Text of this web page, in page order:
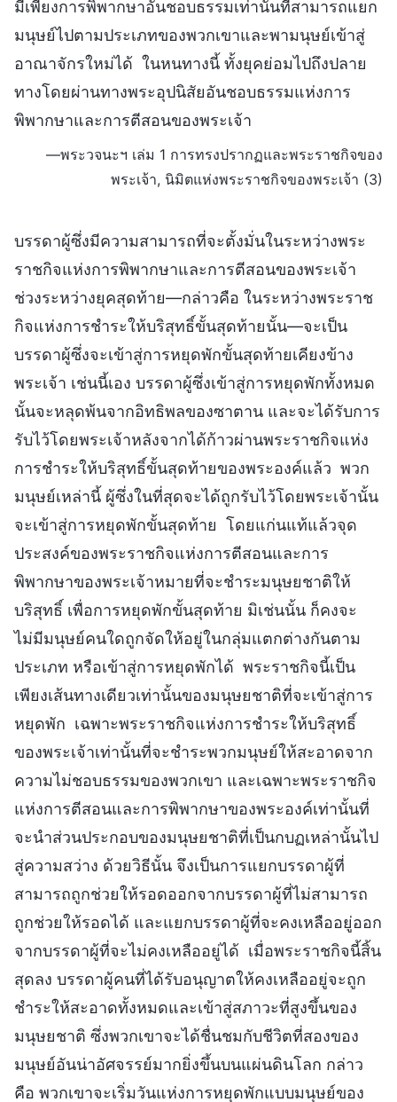
มีเพียงการพิพากษาอันชอบธรรมเท่านั้นที่สามารถแยก
มนุษย์ไปตามประเภทของพวกเขาและพามนุษย์เข้าสู่
อาณาจักรใหม่ได้ ในหนทางนี้ ทั้งยุคย่อมไปถึงปลาย
ทางโดยผ่านทางพระอุปนิสัยอันชอบธรรมแห่งการ
พิพากษาและการตีสอนของพระเจ้า
—พระวจนะฯ เล่ม 1 การทรงปรากฏและพระราชกิจของ
พระเจ้า, นิมิตแห่งพระราชกิจของพระเจ้า (3)
บรรดาผู้ซึ่งมีความสามารถที่จะตั้งมั่นในระหว่างพระ
ราชกิจแห่งการพิพากษาและการตีสอนของพระเจ้า
ช่วงระหว่างยุคสุดท้าย—กล่าวคือ ในระหว่างพระราช
กิจแห่งการชำระให้บริสุทธิ์ขั้นสุดท้ายนั้น—จะเป็น
บรรดาผู้ซึ่งจะเข้าสู่การหยุดพักขั้นสุดท้ายเคียงข้าง
พระเจ้า เช่นนี้เอง บรรดาผู้ซึ่งเข้าสู่การหยุดพักทั้งหมด
นั้นจะหลุดพ้นจากอิทธิพลของซาตาน และจะได้รับการ
รับไว้โดยพระเจ้าหลังจากได้ก้าวผ่านพระราชกิจแห่ง
การชำระให้บริสุทธิ์ขั้นสุดท้ายของพระองค์แล้ว พวก
มนุษย์เหล่านี้ ผู้ซึ่งในที่สุดจะได้ถูกรับไว้โดยพระเจ้านั้น
จะเข้าสู่การหยุดพักขั้นสุดท้าย โดยแก่นแท้แล้วจุด
ประสงค์ของพระราชกิจแห่งการตีสอนและการ
พิพากษาของพระเจ้าหมายที่จะชำระมนุษยชาติให้
บริสุทธิ์ เพื่อการหยุดพักขั้นสุดท้าย มิเช่นนั้น ก็คงจะ
ไม่มีมนุษย์คนใดถูกจัดให้อยู่ในกลุ่มแตกต่างกันตาม
ประเภท หรือเข้าสู่การหยุดพักได้ พระราชกิจนี้เป็น
เพียงเส้นทางเดียวเท่านั้นของมนุษยชาติที่จะเข้าสู่การ
หยุดพัก เฉพาะพระราชกิจแห่งการชำระให้บริสุทธิ์
ของพระเจ้าเท่านั้นที่จะชำระพวกมนุษย์ให้สะอาดจาก
ความไม่ชอบธรรมของพวกเขา และเฉพาะพระราชกิจ
แห่งการตีสอนและการพิพากษาของพระองค์เท่านั้นที่
จะนำส่วนประกอบของมนุษยชาติที่เป็นกบฏเหล่านั้นไป
สู่ความสว่าง ด้วยวิธีนั้น จึงเป็นการแยกบรรดาผู้ที่
สามารถถูกช่วยให้รอดออกจากบรรดาผู้ที่ไม่สามารถ
ถูกช่วยให้รอดได้ และแยกบรรดาผู้ที่จะคงเหลืออยู่ออก
จากบรรดาผู้ที่จะไม่คงเหลืออยู่ได้ เมื่อพระราชกิจนี้สิ้น
สุดลง บรรดาผู้คนที่ได้รับอนุญาตให้คงเหลืออยู่จะถูก
ชำระให้สะอาดทั้งหมดและเข้าสู่สภาวะที่สูงขึ้นของ
มนุษยชาติ ซึ่งพวกเขาจะได้ชื่นชมกับชีวิตที่สองของ
มนุษย์อันน่าอัศจรรย์มากยิ่งขึ้นบนแผ่นดินโลก กล่าว
คือ พวกเขาจะเริ่มวันแห่งการหยุดพักแบบมนุษย์ของ